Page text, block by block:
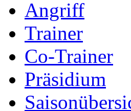
Angriff
Trainer
Co-Trainer
Präsidium